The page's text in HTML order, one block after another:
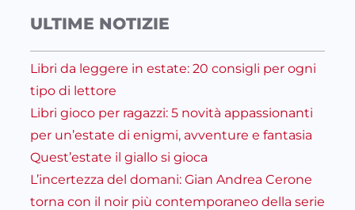
ULTIME NOTIZIE
Libri da leggere in estate: 20 consigli per ogni
tipo di lettore
Libri gioco per ragazzi: 5 novità appassionanti
per un’estate di enigmi, avventure e fantasia
Quest’estate il giallo si gioca
L’incertezza del domani: Gian Andrea Cerone
torna con il noir più contemporaneo della serie